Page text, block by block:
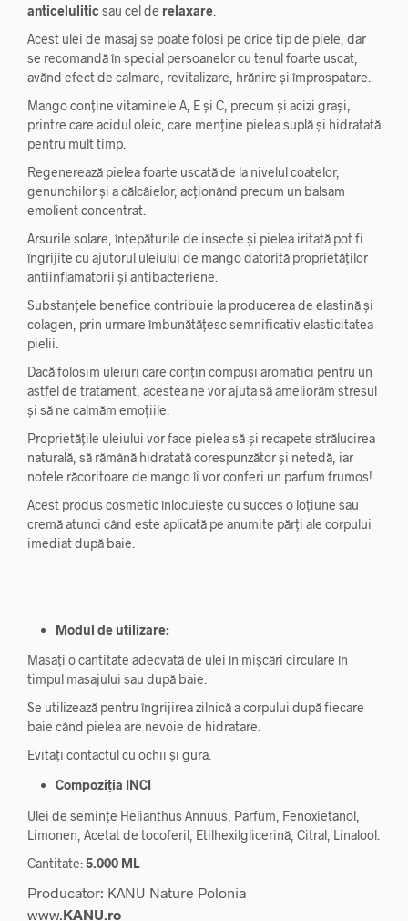
anticelulitic sau cel de relaxare
Acest ulei de masaj se poate folosi pe orice tip de piele, dar
se recomandă în special persoanelor cu tenul foarte uscat,
avănd efect de calmare, revitalizare, hrănire și împrospatare.
Mango conține vitaminele A, E și C, precum și acizi grași,
printre care acidul oleic, care menține pielea suplă și hidratată
pentru mult timp.
Regenerează pielea foarte uscată de la nivelul coatelor,
genunchilor și a călcâielor, acționând precum un balsam
emolient concentrat.
Arsurile solare, înțepăturile de insecte și pielea iritată pot fi
îngrijite cu ajutorul uleiului de mango datorită proprietăților
antiinflamatorii și antibacteriene.
Substanțele benefice contribuie la producerea de elastină și
colagen, prin urmare îmbunătățesc semnificativ elasticitatea
pielii.
Dacă folosim uleiuri care conțin compuși aromatici pentru un
astfel de tratament, acestea ne vor ajuta să ameliorăm stresul
și să ne calmăm emoțiile.
Proprietățile uleiului vor face pielea să-și recapete strălucirea
naturală, să rămână hidratată corespunzător și netedă, iar
notele răcoritoare de mango îi vor conferi un parfum frumos!
Acest produs cosmetic înlocuiește cu succes o loțiune sau
cremă atunci când este aplicată pe anumite părți ale corpului
imediat după baie.
Modul de utilizare:
Masați o cantitate adecvată de ulei în mișcări circulare în
timpul masajului sau după baie.
Se utilizează pentru îngrijirea zilnică a corpului după fiecare
baie când pielea are nevoie de hidratare.
Evitați contactul cu ochii și gura.
Compoziția INCI
Ulei de semințe Helianthus Annuus, Parfum, Fenoxietanol,
Limonen, Acetat de tocoferil, Etilhexilglicerină, Citral, Linalool.
Cantitate:5.000 ML
Producator: KANU Nature Polonia
www. KANU.ro